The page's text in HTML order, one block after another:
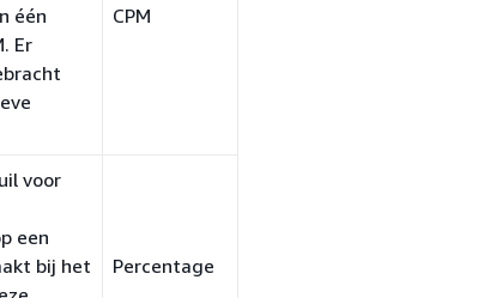
één
Er
CPM
voor
een
bij het
Percentage